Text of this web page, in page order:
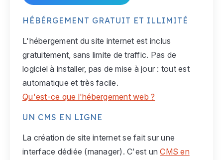
HÉBÉRGEMENT GRATUIT ET ILLIMITÉ
L'hébergement du site internet est inclus
gratuitement, sans limite de traffic. Pas de
logiciel à installer, pas de mise à jour : tout est
automatique et très facile.
Qu'est-ce que l'hébergement web ?
UN CMS EN LIGNE
La création de site internet se fait sur une
interface dédiée (manager). C'est unCMS en